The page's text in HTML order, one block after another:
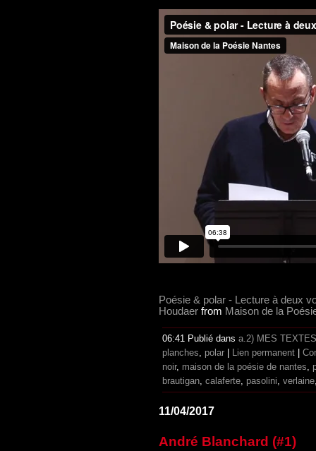
Poésie & polar - Lecture à deux
Houdaer from Maison de la
06:41 Publié dans a.2) MES TEXTES
planches
polar Lien permanent
noir, maison de la poésie de nantes
brautigan calaferte pasolini verlaine
11/04/2017
André Blanchard (#1)